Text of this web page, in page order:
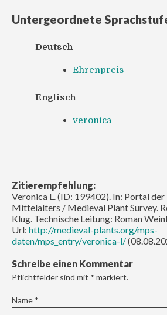
Untergeordnete
Deutsch
Ehrenpreis
Englisch
veronica
Zitierempfehlung:
Veronica L. (ID: 199402). In: Portal der
Mittelalters / Medieval Plant Survey.
Klug. Technische Leitung: Roman
Url: http://medieval-plants.org/mps-
daten/mps_entry/veronica-l/
Schreibe einen Kommentar
Pflichtfelder sind mit * markiert.
Name *